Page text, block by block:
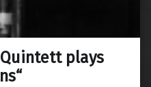
Quintett plays